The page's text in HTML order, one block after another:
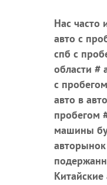
Нас часто
авто с
спб с
области #
с
авто в
пробегом
машины